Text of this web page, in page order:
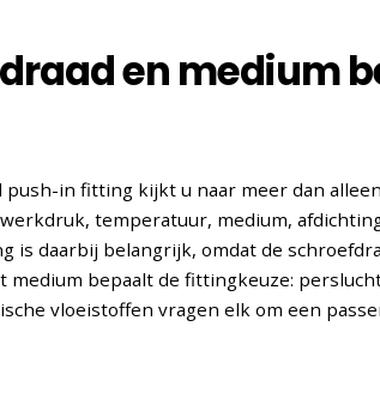
en medium
in fitting kijkt u naar meer dan
temperatuur, medium,
is daarbij belangrijk, omdat de
bepaalt de fittingkeuze:
vloeistoffen vragen elk om een